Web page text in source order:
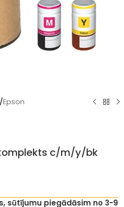
/Epson
c/m/y/bk
sūtījumu piegādāsim no 3-9